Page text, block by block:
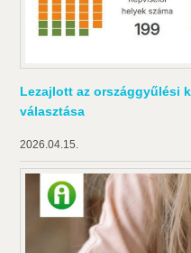
Lezajlott az országgyűlési
választása
2026.04.15.